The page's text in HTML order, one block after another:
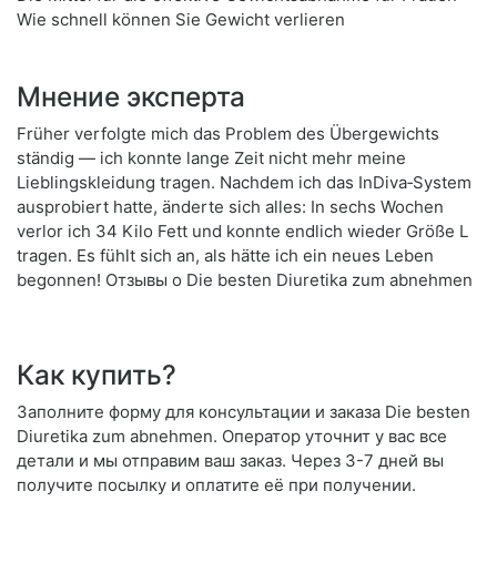
Wie schnell können Sie Gewicht verlieren
Мнение эксперта
Früher verfolgte mich das Problem des Übergewichts
ständig — ich konnte lange Zeit nicht mehr meine
Lieblingskleidung tragen. Nachdem ich das InDiva‑System
ausprobiert hatte, änderte sich alles: In sechs Wochen
verlor ich 34 Kilo Fett und konnte endlich wieder Größe L
tragen. Es fühlt sich an, als hätte ich ein neues Leben
begonnen! Отзывы о Die besten Diuretika zum abnehmen
Как купить?
Заполните форму для консультации и заказа Die besten
Diuretika zum abnehmen. Оператор уточнит у вас все
детали и мы отправим ваш заказ. Через 3-7 дней вы
получите посылку и оплатите её при получении.